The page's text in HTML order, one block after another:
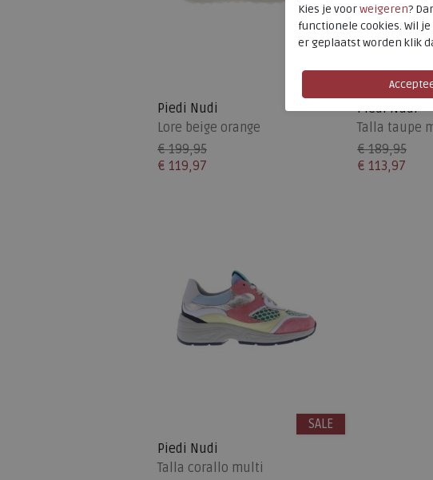
Piedi Nudi
Lore beige orange
€ 199,95
€ 119,97
Piedi Nudi
Talla taupe
€ 189,95
€ 113,97
Piedi Nudi
Talla corallo multi
SALE
Kies je voorweigeren?
functionele cookies. Wil
er geplaatst worden klik